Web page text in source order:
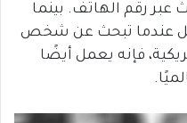
عبر رقم الهاتف. بينما
عندما تبحث عن شخص
فإنه يعمل أيضًا